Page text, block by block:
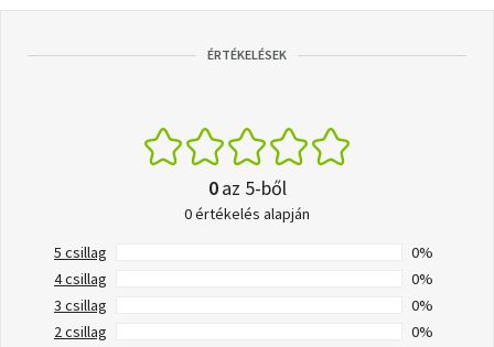
ÉRTÉKELÉSEK
0az 5-ből
0 értékelés alapján
5 csillag
0%
4 csillag
0%
3 csillag
0%
2 csillag
0%